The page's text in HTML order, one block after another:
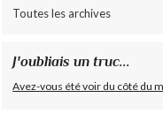
Toutes les archives
J'oubliais un truc...
Avez-vous été voir du côté du